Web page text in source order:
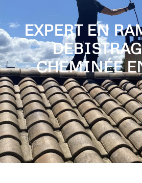
EXPERT EN
CHEMINÉE